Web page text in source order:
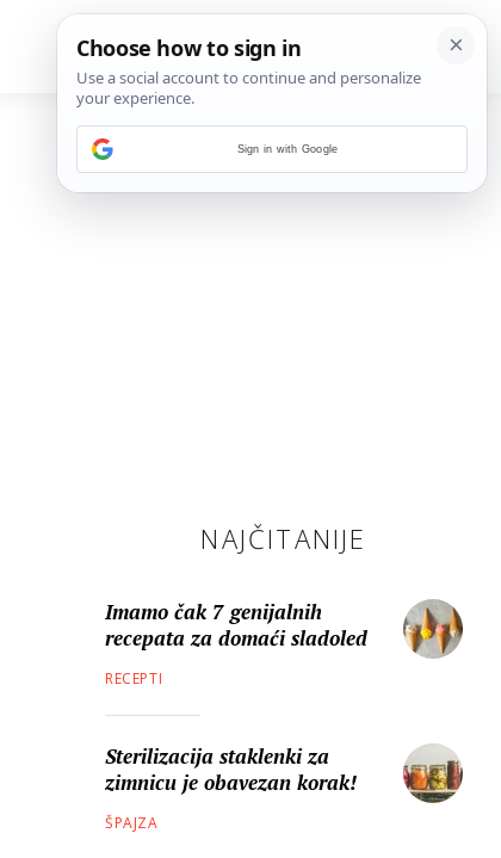
NAJČITANIJE
Imamo čak 7 genijalnih
recepata za domaći sladoled
RECEPTI
Sterilizacija staklenki za
zimnicu je obavezan korak!
ŠPAJZA
Sign in with Google